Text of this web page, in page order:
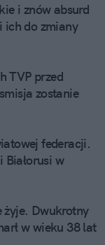
i znów absurd
ich do zmiany
TVP przed
zostanie
federacji.
Białorusi w
żyje. Dwukrotny
w wieku 38 lat